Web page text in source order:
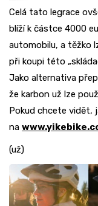
Celá tato legrace
blíží k částce 4000
automobilu, a těžko
při koupi této
Jako alternativa
že karbon už lze
Pokud chcete vidět,
na
(už)